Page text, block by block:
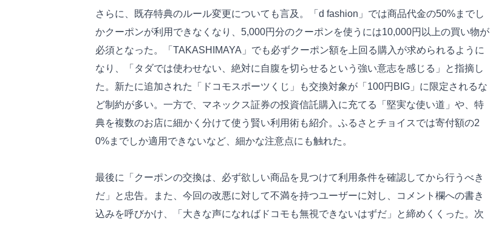
さらに、既存特典のルール変更についても言及。「d fashion」では商品代金の50%までし
かクーポンが利用できなくなり、5,000円分のクーポンを使うには10,000円以上の買い物が
必須となった。「TAKASHIMAYA」でも必ずクーポン額を上回る購入が求められるように
なり、「タダでは使わせない、絶対に自腹を切らせるという強い意志を感じる」と指摘し
た。新たに追加された「ドコモスポーツくじ」も交換対象が「100円BIG」に限定されるな
ど制約が多い。一方で、マネックス証券の投資信託購入に充てる「堅実な使い道」や、特
典を複数のお店に細かく分けて使う賢い利用術も紹介。ふるさとチョイスでは寄付額の2
0%までしか適用できないなど、細かな注意点にも触れた。
最後に「クーポンの交換は、必ず欲しい商品を見つけて利用条件を確認してから行うべき
だ」と忠告。また、今回の改悪に対して不満を持つユーザーに対し、コメント欄への書き
込みを呼びかけ、「大きな声になればドコモも無視できないはずだ」と締めくくった。次